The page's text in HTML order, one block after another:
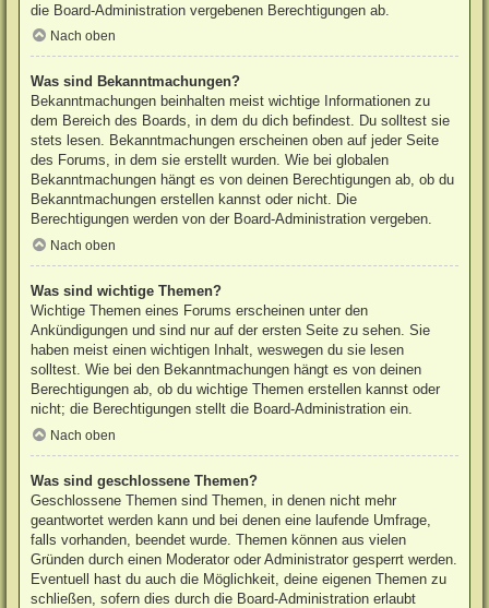
die Board-Administration vergebenen Berechtigungen ab.
Nach oben
Was sind Bekanntmachungen?
Bekanntmachungen beinhalten meist wichtige Informationen zu
dem Bereich des Boards, in dem du dich befindest. Du solltest sie
stets lesen. Bekanntmachungen erscheinen oben auf jeder Seite
des Forums, in dem sie erstellt wurden. Wie bei globalen
Bekanntmachungen hängt es von deinen Berechtigungen ab, ob du
Bekanntmachungen erstellen kannst oder nicht. Die
Berechtigungen werden von der Board-Administration vergeben.
Nach oben
Was sind wichtige Themen?
Wichtige Themen eines Forums erscheinen unter den
Ankündigungen und sind nur auf der ersten Seite zu sehen. Sie
haben meist einen wichtigen Inhalt, weswegen du sie lesen
solltest. Wie bei den Bekanntmachungen hängt es von deinen
Berechtigungen ab, ob du wichtige Themen erstellen kannst oder
nicht; die Berechtigungen stellt die Board-Administration ein.
Nach oben
Was sind geschlossene Themen?
Geschlossene Themen sind Themen, in denen nicht mehr
geantwortet werden kann und bei denen eine laufende Umfrage,
falls vorhanden, beendet wurde. Themen können aus vielen
Gründen durch einen Moderator oder Administrator gesperrt werden.
Eventuell hast du auch die Möglichkeit, deine eigenen Themen zu
schließen, sofern dies durch die Board-Administration erlaubt